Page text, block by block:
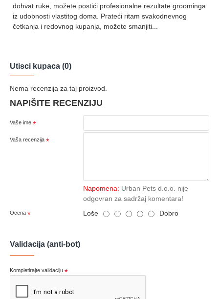
dohvat ruke, možete postići profesionalne rezultate groominga
iz udobnosti vlastitog doma. Prateći ritam svakodnevnog
četkanja i redovnog kupanja, možete smanjiti...
Utisci kupaca (0)
Nema recenzija za taj proizvod.
NAPIŠITE RECENZIJU
Vaše ime
Vaša recenzija
Napomena: Urban Pets d.o.o. nije
odgovran za sadržaj komentara!
Ocena Loše Dobro
Validacija (anti-bot)
Kompletirajte validaciju